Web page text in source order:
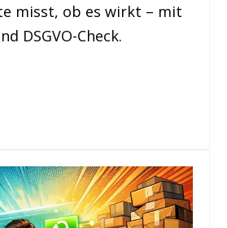
misst, ob es wirkt – mit
DSGVO-Check.